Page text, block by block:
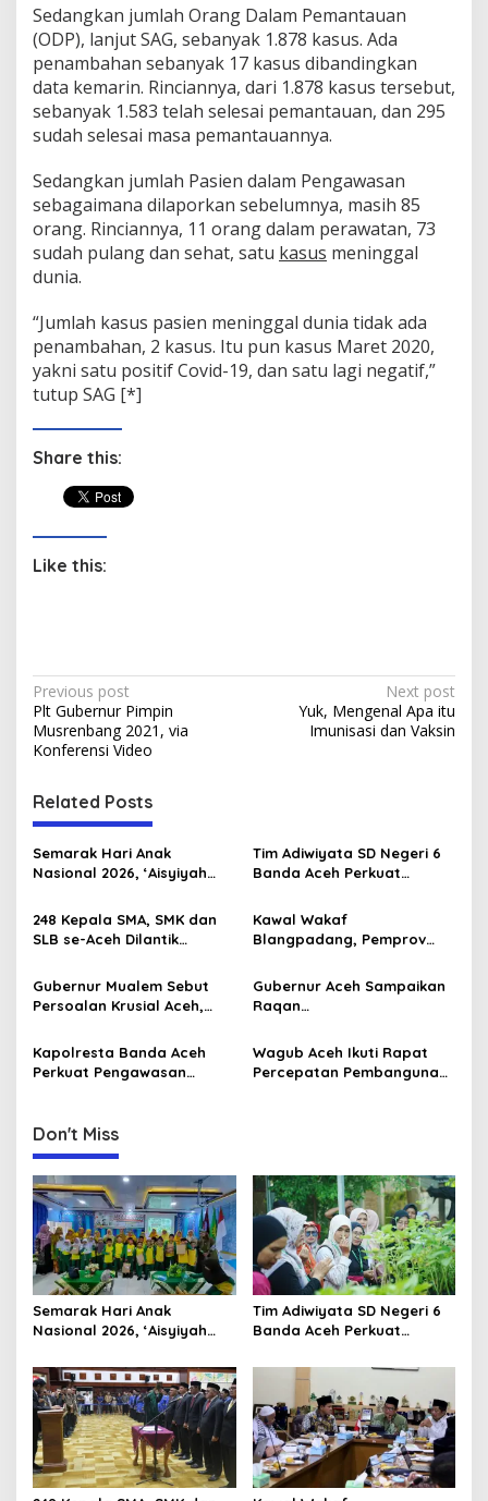
Sedangkan jumlah Orang Dalam Pemantauan
(ODP), lanjut SAG, sebanyak 1.878 kasus. Ada
penambahan sebanyak 17 kasus dibandingkan
data kemarin. Rinciannya, dari 1.878 kasus tersebut,
sebanyak 1.583 telah selesai pemantauan, dan 295
sudah selesai masa pemantauannya.
Sedangkan jumlah Pasien dalam Pengawasan
sebagaimana dilaporkan sebelumnya, masih 85
orang. Rinciannya, 11 orang dalam perawatan, 73
sudah pulang dan sehat, satu kasus meninggal
dunia.
“Jumlah kasus pasien meninggal dunia tidak ada
penambahan, 2 kasus. Itu pun kasus Maret 2020,
yakni satu positif Covid-19, dan satu lagi negatif,”
tutup SAG [*]
Share this:
Like this:
P
o
s
t
n
a
v
i
g
t
o
Previous post
Plt Gubernur Pimpin
Musrenbang 2021, via
Konferensi Video
Next post
Yuk, Mengenal Apa itu
Imunisasi dan Vaksin
Related Posts
Semarak Hari Anak
Nasional 2026, ‘Aisyiyah
Perlombaan Kreatif di
Universitas Ahmad Dahlan
Tim Adiwiyata SD Negeri 6
Banda Aceh Perkuat
Kunjungan Lapangan “FOLU
Goes to School”
248 Kepala SMA, SMK dan
SLB se-Aceh Dilantik
Aceh
Kawal Wakaf
Blangpadang, Pemprov
Pusat
Gubernur Mualem Sebut
Persoalan Krusial Aceh,
Hingga LGBT
Gubernur Aceh Sampaikan
Raqan
Pelaksanaan APBA 2025 ke
DPRA
Kapolresta Banda Aceh
Perkuat Pengawasan
Wagub Aceh Ikuti Rapat
Percepatan Pembangunan
Don't Miss
Semarak Hari Anak
Nasional 2026, ‘Aisyiyah
Perlombaan Kreatif di
Universitas Ahmad Dahlan
Aceh
Tim Adiwiyata SD Negeri 6
Banda Aceh Perkuat
Kunjungan Lapangan “FOLU
Goes to School”